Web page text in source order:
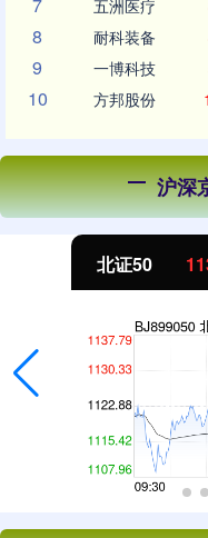
7 五洲医疗
8 耐科装备
9 一博科技
10 方邦股份
沪深
北证50